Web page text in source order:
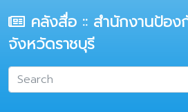
คลังสื่อ :: สำนักงานป้อ
จังหวัดราชบุรี